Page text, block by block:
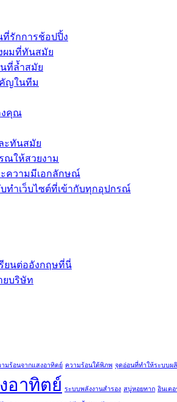
รักการช้อปปิ้ง
ผมที่ทันสมัย
ที่ล้ำสมัย
คัญในทีม
งคุณ
ะทันสมัย
ณให้สวยงาม
ความมีเอกลักษณ์
บทำเว็บไซต์ที่เข้ากับทุกอุปกรณ์
ยนต่ออังกฤษที่นี่
ยบริษัท
ามร้อนจากแสงอาทิตย์ ความร้อนใต้พิภพ จุดอ่อนที่ทำให้ระบบผ
อาทิตย์ ระบบพลังงานสำรอง สบู่หอยทาก อินเตอ